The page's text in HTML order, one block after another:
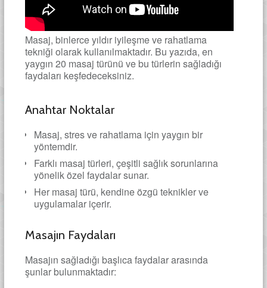
Masaj, binlerce yıldır iyileşme ve rahatlama
tekniği olarak kullanılmaktadır. Bu yazıda, en
yaygın 20 masaj türünü ve bu türlerin sağladığı
faydaları keşfedeceksiniz.
Anahtar Noktalar
Masaj, stres ve rahatlama için yaygın bir
yöntemdir.
Farklı masaj türleri, çeşitli sağlık sorunlarına
yönelik özel faydalar sunar.
Her masaj türü, kendine özgü teknikler ve
uygulamalar içerir.
Masajın Faydaları
Masajın sağladığı başlıca faydalar arasında
şunlar bulunmaktadır: